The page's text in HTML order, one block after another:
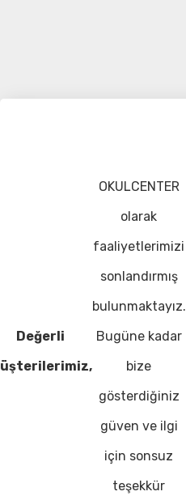
Değerli
OKULCENTER
olarak
faaliyetlerimizi
sonlandırmış
bulunmaktayız.
Bugüne kadar
bize
gösterdiğiniz
güven ve ilgi
için sonsuz
teşekkür